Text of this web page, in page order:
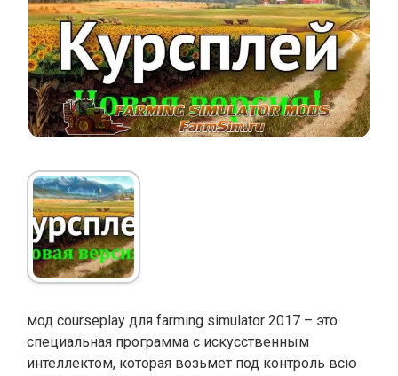
мод courseplay для farming simulator 2017 – это
специальная программа с искусственным
интеллектом, которая возьмет под контроль всю